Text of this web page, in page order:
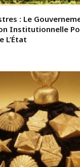
: Le
Institutionnelle
L’État